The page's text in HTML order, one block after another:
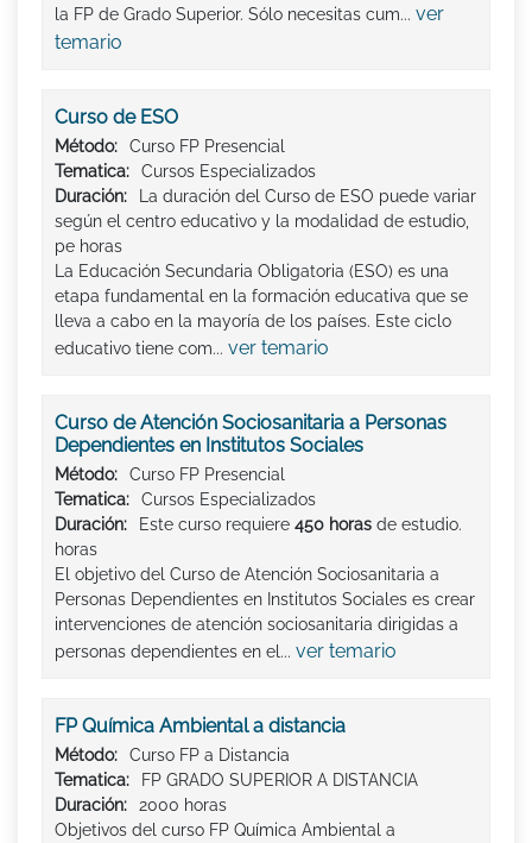
la FP de Grado Superior. Sólo necesitas cum... ver
temario
Curso de ESO
Método:
Curso FP Presencial
Tematica:
Cursos Especializados
Duración:
La duración del Curso de ESO puede variar
según el centro educativo y la modalidad de estudio,
pe horas
La Educación Secundaria Obligatoria (ESO) es una
etapa fundamental en la formación educativa que se
lleva a cabo en la mayoría de los países. Este ciclo
educativo tiene com... ver temario
Curso de Atención Sociosanitaria a Personas
Dependientes en Institutos Sociales
Método:
Curso FP Presencial
Tematica:
Cursos Especializados
Duración:
Este curso requiere 450 horas de estudio.
horas
El objetivo del Curso de Atención Sociosanitaria a
Personas Dependientes en Institutos Sociales es crear
intervenciones de atención sociosanitaria dirigidas a
personas dependientes en el... ver temario
FP Química Ambiental a distancia
Método:
Curso FP a Distancia
Tematica:
FP GRADO SUPERIOR A DISTANCIA
Duración:
2000 horas
Objetivos del curso FP Química Ambiental a